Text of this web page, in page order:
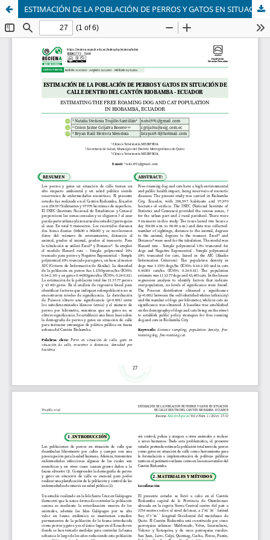
ESTIMACIÓN DE LA POBLACIÓN DE PERROS Y GATOS EN SITUACIÓN DE CALLE DENTRO DEL CANTÓN RIOBAMBA -ECUADOR